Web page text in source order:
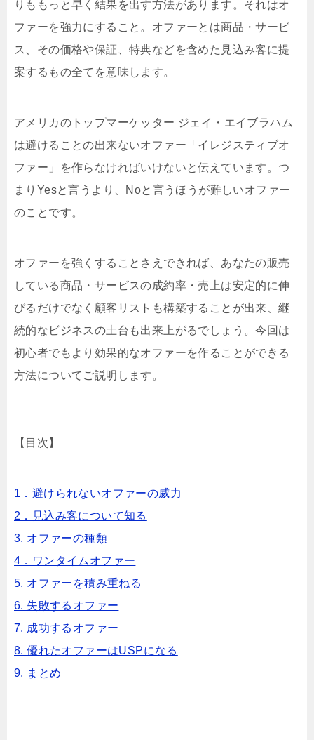
りももっと早く結果を出す方法があります。それはオ
ファーを強力にすること。オファーとは商品・サービ
ス、その価格や保証、特典などを含めた見込み客に提
案するもの全てを意味します。
アメリカのトップマーケッター ジェイ・エイブラハム
は避けることの出来ないオファー「イレジスティブオ
ファー」を作らなければいけないと伝えています。つ
まりYesと言うより、Noと言うほうが難しいオファー
のことです。
オファーを強くすることさえできれば、あなたの販売
している商品・サービスの成約率・売上は安定的に伸
びるだけでなく顧客リストも構築することが出来、継
続的なビジネスの土台も出来上がるでしょう。今回は
初心者でもより効果的なオファーを作ることができる
方法についてご説明します。
【目次】
1．避けられないオファーの威力
2．見込み客について知る
3. オファーの種類
4．ワンタイムオファー
5. オファーを積み重ねる
6. 失敗するオファー
7. 成功するオファー
8. 優れたオファーはUSPになる
9. まとめ